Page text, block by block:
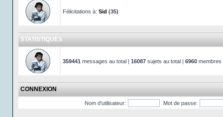
Félicitations à: Sid (35)
STATISTIQUES
359441 messages au total | 16087 sujets au total | 6960 membres
CONNEXION
Nom d’utilisateur: Mot de passe: